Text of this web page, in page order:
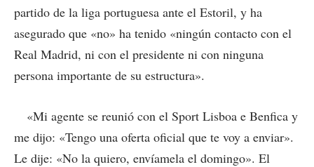
partido de la liga portuguesa ante el Estoril, y ha
asegurado que «no» ha tenido «ningún contacto con el
Real Madrid, ni con el presidente ni con ninguna
persona importante de su estructura».
«Mi agente se reunió con el Sport Lisboa e Benfica y
me dijo: «Tengo una oferta oficial que te voy a enviar».
Le dije: «No la quiero, envíamela el domingo». El